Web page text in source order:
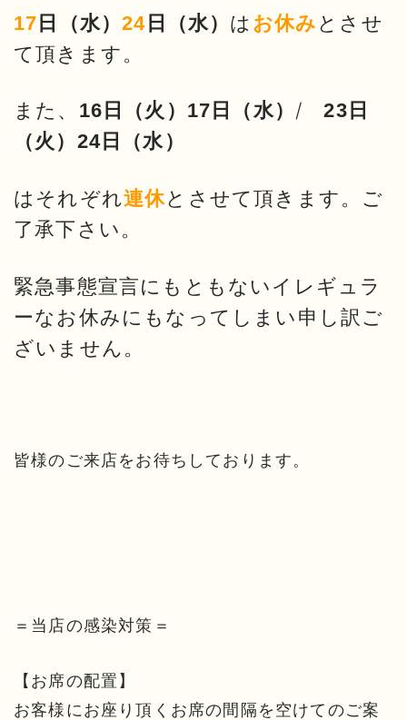
17 日（水）24 日（水） は お休み とさせ
て頂きます。
また、 16日（火）17日（水） /23日
（火）24日（水）
はそれぞれ連休とさせて頂きます。ご
了承下さい。
緊急事態宣言にもともないイレギュラ
ーなお休みにもなってしまい申し訳ご
ざいません。
皆様のご来店をお待ちしております。
＝当店の感染対策＝
【お席の配置】
お客様にお座り頂くお席の間隔を空けてのご案